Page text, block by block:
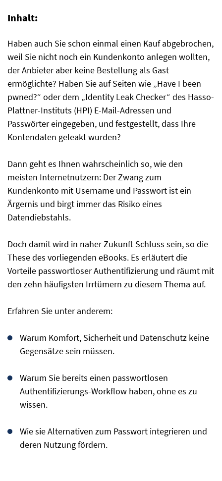
Inhalt:
Haben auch Sie schon einmal einen Kauf abgebrochen,
weil Sie nicht noch ein Kundenkonto anlegen wollten,
der Anbieter aber keine Bestellung als Gast
ermöglichte? Haben Sie auf Seiten wie „Have I been
pwned?“ oder dem „Identity Leak Checker“ des Hasso-
Plattner-Instituts (HPI) E-Mail-Adressen und
Passwörter eingegeben, und festgestellt, dass Ihre
Kontendaten geleakt wurden?
Dann geht es Ihnen wahrscheinlich so, wie den
meisten Internetnutzern: Der Zwang zum
Kundenkonto mit Username und Passwort ist ein
Ärgernis und birgt immer das Risiko eines
Datendiebstahls.
Doch damit wird in naher Zukunft Schluss sein, so die
These des vorliegenden eBooks. Es erläutert die
Vorteile passwortloser Authentifizierung und räumt mit
den zehn häufigsten Irrtümern zu diesem Thema auf.
Erfahren Sie unter anderem:
Warum Komfort, Sicherheit und Datenschutz keine
Gegensätze sein müssen.
Warum Sie bereits einen passwortlosen
Authentifizierungs-Workflow haben, ohne es zu
wissen.
Wie sie Alternativen zum Passwort integrieren und
deren Nutzung fördern.